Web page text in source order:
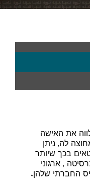
את האישה
לה, ניתן
בכך שיותר
, ארגוני
החברתי שלהן.